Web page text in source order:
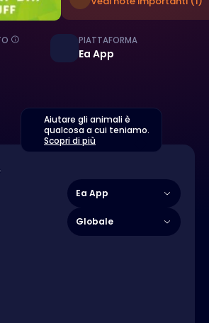
PIATTAFORMA
Ea App
Aiutare gli animali è
qualcosa a cui teniamo.
Scopri di più
Ea App
Globale